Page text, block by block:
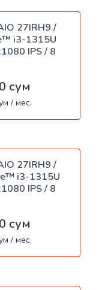
27IRH9 /
i3-1315U
IPS / 8
сум
/ мес.
27IRH9 /
i3-1315U
IPS / 8
сум
/ мес.